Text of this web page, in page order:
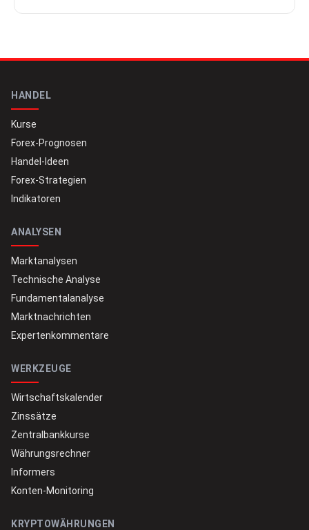
HANDEL
Kurse
Forex-Prognosen
Handel-Ideen
Forex-Strategien
Indikatoren
ANALYSEN
Marktanalysen
Technische Analyse
Fundamentalanalyse
Marktnachrichten
Expertenkommentare
WERKZEUGE
Wirtschaftskalender
Zinssätze
Zentralbankkurse
Währungsrechner
Informers
Konten-Monitoring
KRYPTOWÄHRUNGEN